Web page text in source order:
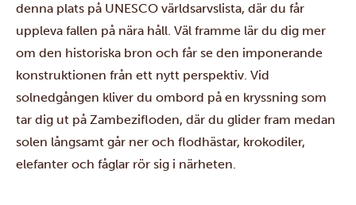
denna plats på UNESCO världsarvslista, där du får
uppleva fallen på nära håll. Väl framme lär du dig mer
om den historiska bron och får se den imponerande
konstruktionen från ett nytt perspektiv. Vid
solnedgången kliver du ombord på en kryssning som
tar dig ut på Zambezifloden, där du glider fram medan
solen långsamt går ner och flodhästar, krokodiler,
elefanter och fåglar rör sig i närheten.